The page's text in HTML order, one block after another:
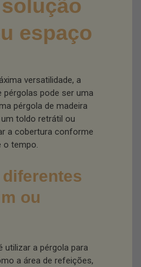
espaço
versatilidade, a
pode ser uma
pérgola de madeira
toldo retrátil ou
a cobertura conforme
o tempo.
ou
utilizar a pérgola para
a área de refeições,